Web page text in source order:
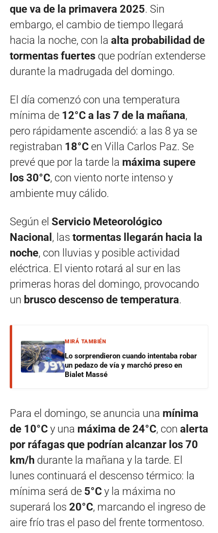
que va de la primavera 2025. Sin
embargo, el cambio de tiempo llegará
hacia la noche, con la alta probabilidad de
tormentas fuertes que podrían extenderse
durante la madrugada del domingo.
El día comenzó con una temperatura
mínima de 12°C a las 7 de la mañana,
pero rápidamente ascendió: a las 8 ya se
registraban 18°C en Villa Carlos Paz. Se
prevé que por la tarde la máxima supere
los 30°C, con viento norte intenso y
ambiente muy cálido.
Según el Servicio Meteorológico
Nacional , las tormentas llegarán hacia la
noche, con lluvias y posible actividad
eléctrica. El viento rotará al sur en las
primeras horas del domingo, provocando
un brusco descenso de temperatura.
MIRÁ TAMBIÉN
Lo sorprendieron cuando intentaba robar
un pedazo de vía y marchó preso en
Bialet Massé
Para el domingo, se anuncia una mínima
de 10°C y una máxima de 24°C, con alerta
por ráfagas que podrían alcanzar los 70
km/h durante la mañana y la tarde. El
lunes continuará el descenso térmico: la
mínima será de 5°C y la máxima no
superará los 20°C, marcando el ingreso de
aire frío tras el paso del frente tormentoso.